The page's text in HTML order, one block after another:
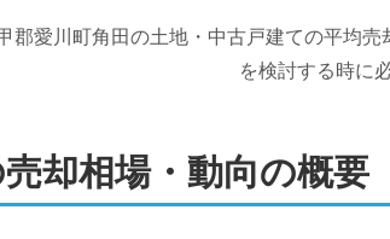
郡愛川町角田の土地・中古戸建ての平均
を検討する時に
却相場・動向の概要